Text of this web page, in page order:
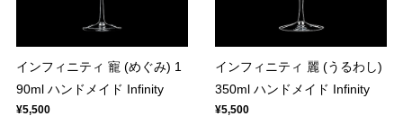
インフィニティ 寵 (めぐみ) 1
90ml ハンドメイド Infinity
¥5,500
インフィニティ 麗 (うるわし)
350ml ハンドメイド Infinity
¥5,500